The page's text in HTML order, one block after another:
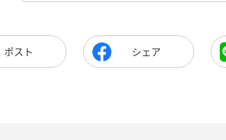
ポスト シェア